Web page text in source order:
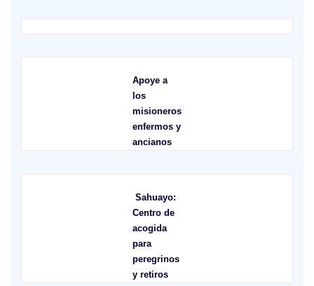
Apoye a
los
misioneros
enfermos y
ancianos
Sahuayo:
Centro de
acogida
para
peregrinos
y retiros